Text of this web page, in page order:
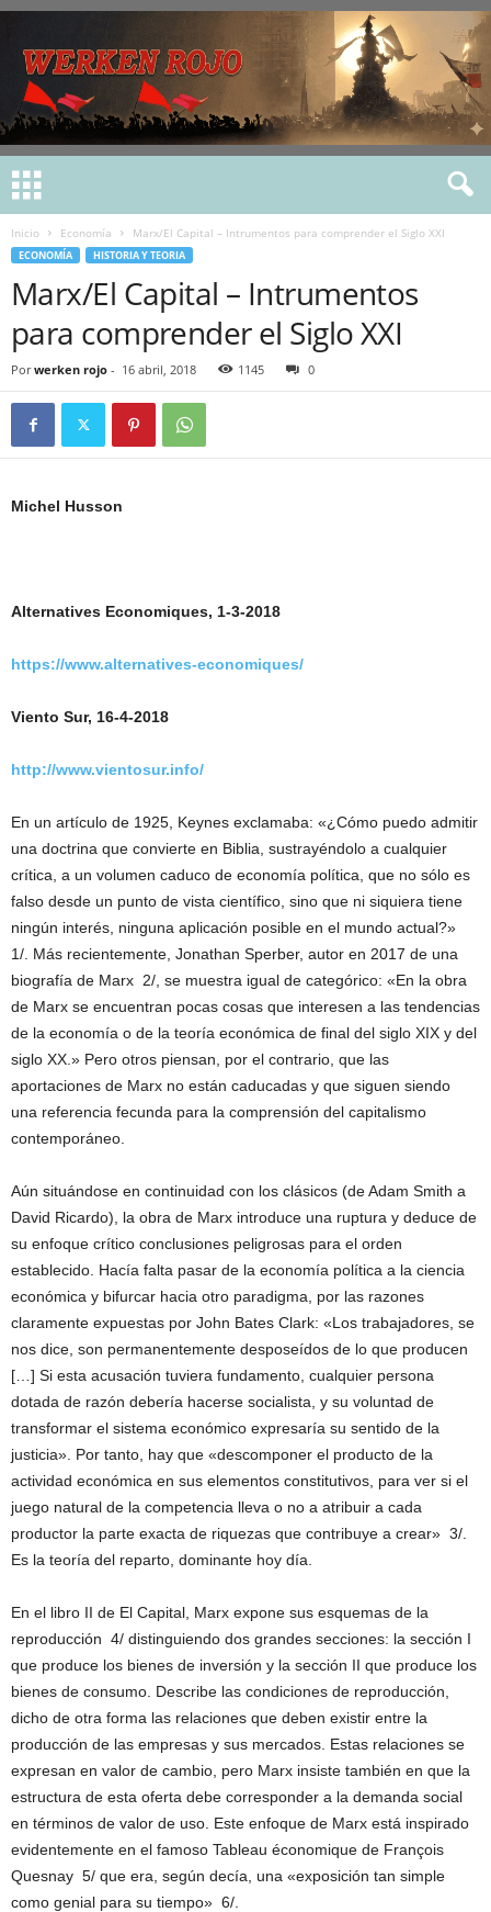
Inicio Economía Marx/El Capital – Intrumentos para comprender el Siglo XXI
ECONOMÍA HISTORIA Y TEORIA
Marx/El Capital – Intrumentos
para comprender el Siglo XXI
Por werken rojo - 16 abril, 2018 1145 0
Michel Husson
Alternatives Economiques, 1-3-2018
https://www.alternatives-economiques/
Viento Sur, 16-4-2018
http://www.vientosur.info/
En un artículo de 1925, Keynes exclamaba: «¿Cómo puedo admitir
una doctrina que convierte en Biblia, sustrayéndolo a cualquier
crítica, a un volumen caduco de economía política, que no sólo es
falso desde un punto de vista científico, sino que ni siquiera tiene
ningún interés, ninguna aplicación posible en el mundo actual?»
1/. Más recientemente, Jonathan Sperber, autor en 2017 de una
biografía de Marx 2/, se muestra igual de categórico: «En la obra
de Marx se encuentran pocas cosas que interesen a las tendencias
de la economía o de la teoría económica de final del siglo XIX y del
siglo XX.» Pero otros piensan, por el contrario, que las
aportaciones de Marx no están caducadas y que siguen siendo
una referencia fecunda para la comprensión del capitalismo
contemporáneo.
Aún situándose en continuidad con los clásicos (de Adam Smith a
David Ricardo), la obra de Marx introduce una ruptura y deduce de
su enfoque crítico conclusiones peligrosas para el orden
establecido. Hacía falta pasar de la economía política a la ciencia
económica y bifurcar hacia otro paradigma, por las razones
claramente expuestas por John Bates Clark: «Los trabajadores, se
nos dice, son permanentemente desposeídos de lo que producen
[…] Si esta acusación tuviera fundamento, cualquier persona
dotada de razón debería hacerse socialista, y su voluntad de
transformar el sistema económico expresaría su sentido de la
justicia». Por tanto, hay que «descomponer el producto de la
actividad económica en sus elementos constitutivos, para ver si el
juego natural de la competencia lleva o no a atribuir a cada
productor la parte exacta de riquezas que contribuye a crear» 3/.
Es la teoría del reparto, dominante hoy día.
En el libro II de El Capital, Marx expone sus esquemas de la
reproducción 4/ distinguiendo dos grandes secciones: la sección I
que produce los bienes de inversión y la sección II que produce los
bienes de consumo. Describe las condiciones de reproducción,
dicho de otra forma las relaciones que deben existir entre la
producción de las empresas y sus mercados. Estas relaciones se
expresan en valor de cambio, pero Marx insiste también en que la
estructura de esta oferta debe corresponder a la demanda social
en términos de valor de uso. Este enfoque de Marx está inspirado
evidentemente en el famoso Tableau économique de François
Quesnay 5/ que era, según decía, una «exposición tan simple
como genial para su tiempo» 6/.